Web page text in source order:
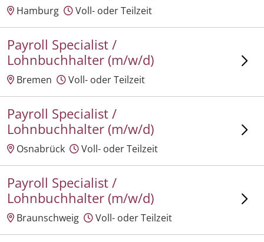
Hamburg Voll- oder Teilzeit
Payroll Specialist /
Lohnbuchhalter (m/w/d)
Bremen Voll- oder Teilzeit
Payroll Specialist /
Lohnbuchhalter (m/w/d)
Osnabrück Voll- oder Teilzeit
Payroll Specialist /
Lohnbuchhalter (m/w/d)
Braunschweig Voll- oder Teilzeit